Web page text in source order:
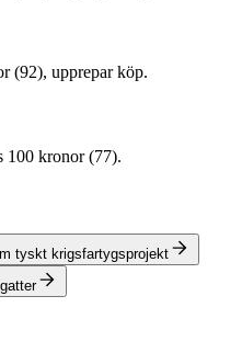
(92), upprepar köp.
100 kronor (77).
tyskt krigsfartygsprojekt